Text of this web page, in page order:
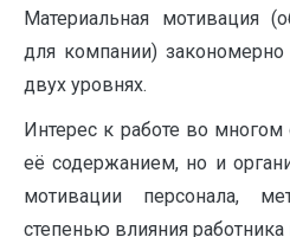
Материальная мотивация
для компании)
двух уровнях.
Интерес к работе во многом
её содержанием, но и
мотивации персонала,
степенью влияния работника